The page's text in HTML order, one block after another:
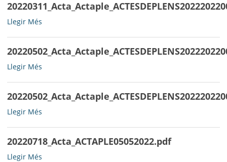
Llegir Més
Llegir Més
Llegir Més
20220718_Acta_ACTAPLE05052022.pdf
20220718_Acta_ACTAPLE05052022.pdf
Llegir Més